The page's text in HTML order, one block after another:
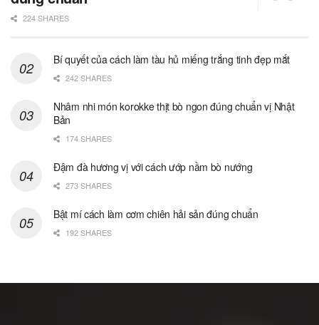
224 SHARES
Bí quyết của cách làm tàu hủ miếng trắng tinh đẹp mắt
242 SHARES
Nhâm nhi món korokke thịt bò ngon đúng chuẩn vị Nhật
Bản
174 SHARES
Đậm đà hương vị với cách ướp nầm bò nướng
273 SHARES
Bật mí cách làm cơm chiên hải sản đúng chuẩn
192 SHARES